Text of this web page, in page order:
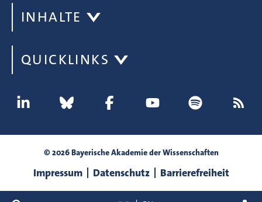
INHALTE
QUICKLINKS
© 2026 Bayerische Akademie der Wissenschaften
Impressum Datenschutz Barrierefreiheit